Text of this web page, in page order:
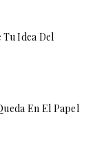
Idea Del
En El Papel